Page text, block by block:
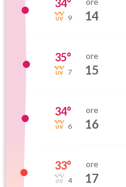
34°
9 14
35°
7
ore
15
34°
6
ore
16
33°
4
ore
17